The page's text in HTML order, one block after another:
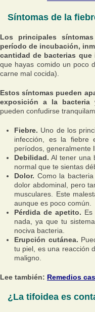
Síntomas de la
Los principales
período de incubación,
cantidad de bacterias que
que hayas comido un poco
carne mal cocida).
Estos síntomas pueden
exposición a la bacteria
pueden confudirse
Fiebre. Uno de los
infección, es la fiebre
períodos, generalmente
Debilidad. Al tener una
normal que te sientas
Dolor. Como la
dolor abdominal, pero
musculares. Este
aunque es poco común.
Pérdida de apetito.
nada, ya que tu
nociva bacteria.
Erupción cutánea.
tu piel, es una reacción
maligno.
Lee también: Remedios
¿La tifoidea es